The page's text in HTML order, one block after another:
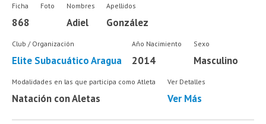
Ficha
868
Foto Nombres
Adiel
Apellidos
González
Club / Organización
Elite Subacuático Aragua
Año Nacimiento
2014
Sexo
Masculino
Modalidades en las que participa como Atleta
Natación con Aletas
Ver Detalles
Ver Más